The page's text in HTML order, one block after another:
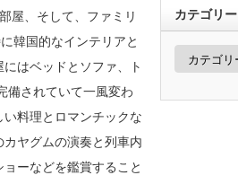
屋、そして、ファミリ
韓国的なインテリアと
はベッドとソファ、ト
備されていて一風変わ
料理とロマンチックな
ヤグムの演奏と列車内
ーなどを鑑賞すること
カテゴリー
カ
ー